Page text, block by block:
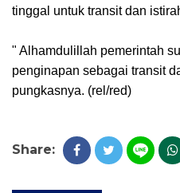
tinggal untuk transit dan
" Alhamdulillah pemerintah
penginapan sebagai transit
pungkasnya. (rel/red)
Share: